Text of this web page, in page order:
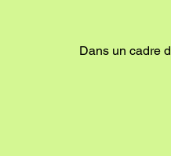
Dans un cadre